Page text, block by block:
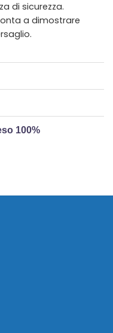
di sicurezza.
a dimostrare
100%